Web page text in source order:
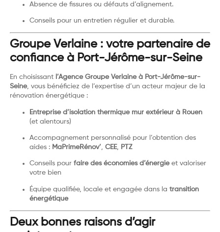
Absence de fissures ou défauts d’alignement.
Conseils pour un entretien régulier et durable.
Groupe Verlaine : votre partenaire de
confiance à Port-Jérôme-sur-Seine
En choisissant l’Agence Groupe Verlaine à Port-Jérôme-sur-
Seine, vous bénéficiez de l’expertise d’un acteur majeur de la
rénovation énergétique :
Entreprise d’isolation thermique mur extérieur à Rouen
(et alentours)
Accompagnement personnalisé pour l’obtention des
aides : MaPrimeRénov’, CEE, PTZ
Conseils pour faire des économies d’énergieet valoriser
votre bien
Équipe qualifiée, locale et engagée dans la transition
énergétique
Deux bonnes raisons d’agir